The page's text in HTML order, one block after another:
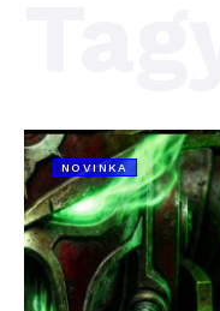
NOVINKA